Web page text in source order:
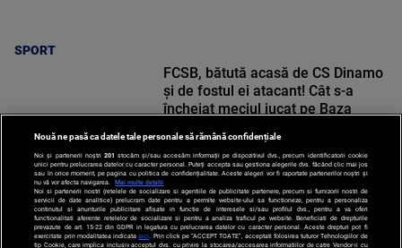
SPORT
SPORT
FCSB, bătută acasă de CS Dinamo
și de fostul ei atacant! Cât s-a
încheiat meciul jucat pe Baza
Nouă ne pasă ca datele tale personale să rămână confidențiale
Noi și partenerii noștri 201 stocăm și/sau accesăm informații pe dispozitivul dvs., precum identificatorii cookie
unici pentru prelucrarea datelor cu caracter personal. Puteți accepta sau gestiona alegerile dvs. făcând clic mai jos
sau în orice moment, pe pagina cu politica de confidențialitate. Aceste alegeri vor fi raportate partenerilor noștri și
nu vă vor afecta navigarea.
Mai multe detalii
Noi si partenerii nostri (retelele de socializare si agentiile de publicitate partenere, precum si furnizorii nostri de
servicii de date analitice) prelucram date pentru a permite website-ului sa functioneze, pentru a personaliza
continutul si anunturile publicitare afisate in functie de interesele si/sau profilul dvs., pentru a va oferi
functionalitati aferente retelelor de socializare si pentru a analiza traficul pe website. Beneficiati de drepturile
prevazute de art. 15-22 din GDPR in legatura cu prelucrarea datelor cu caracter personal. Aceste drepturi pot fi
exercitate prin modalitatea indicataaici . Prin click pe “ACCEPT TOATE”, acceptati folosirea tuturor Tehnologiilor de
tip Cookie, care implica inclusiv acceptul dvs. cu privire la stocarea/accesarea informatiilor de catre Vendor-ii cu